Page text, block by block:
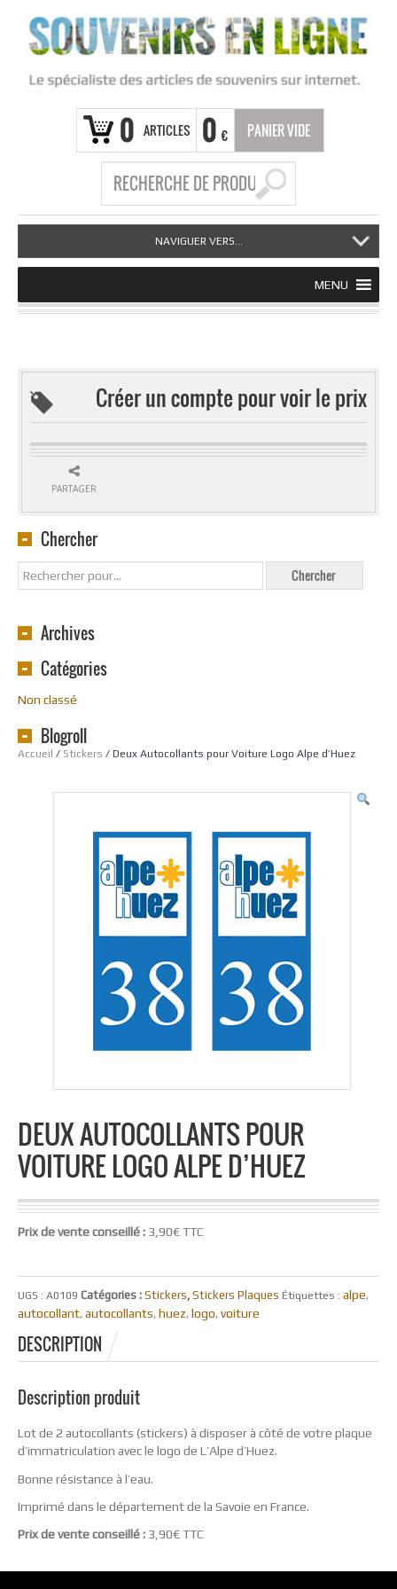
0 ARTICLES 0 € PANIER VIDE
NAVIGUER VERS...
MENU
Accueil / Stickers / Deux Autocollants pour Voiture Logo Alpe d’Huez
DEUX AUTOCOLLANTS POUR
VOITURE LOGO ALPE D’HUEZ
Prix de vente conseillé : 3,90€ TTC
UGS : A0109 Catégories : Stickers, Stickers Plaques Étiquettes : alpe,
autocollant, autocollants, huez, logo, voiture
DESCRIPTION
Description produit
Lot de 2 autocollants (stickers) à disposer à côté de votre plaque
d’immatriculation avec le logo de L’Alpe d’Huez.
Bonne résistance à l’eau.
Imprimé dans le département de la Savoie en France.
Prix de vente conseillé : 3,90€ TTC
Créer un compte pour voir le prix
PARTAGER
Chercher
Archives
Catégories
Non classé
Blogroll